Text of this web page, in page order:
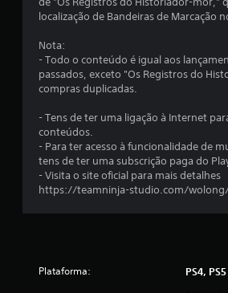
localização de Bandeiras de Marcação
Nota:
- Todo o conteúdo é igual aos
passados, exceto "Os Registros do
compras duplicadas.
- Tens de ter uma ligação à Internet
conteúdos.
- Para ter acesso à funcionalidade de
tens de ter uma subscrição paga do
- Visita o site oficial para mais detalhes
https://teamninja-studio.com/
Plataforma: PS4, PS5